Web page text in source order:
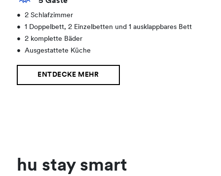
•
2 Schlafzimmer
•
1 Doppelbett, 2 Einzelbetten und 1 ausklappbares Bett
•
2 komplette Bäder
•
Ausgestattete Küche
ENTDECKE MEHR
hu stay smart